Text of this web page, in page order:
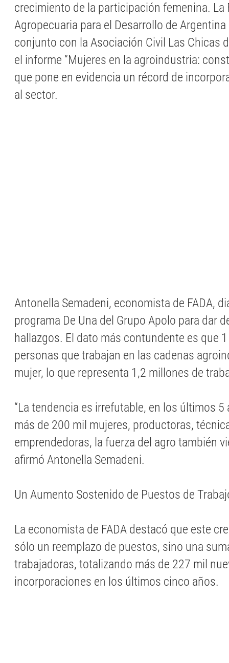
crecimiento de la participación femenina. La
Agropecuaria para el Desarrollo de Argentina
conjunto con la Asociación Civil Las Chicas
el informe “Mujeres en la agroindustria:
que pone en evidencia un récord de
al sector.
Antonella Semadeni, economista de FADA,
programa De Una del Grupo Apolo para dar
hallazgos. El dato más contundente es que
personas que trabajan en las cadenas
mujer, lo que representa 1,2 millones de
“La tendencia es irrefutable, en los últimos
más de 200 mil mujeres, productoras,
emprendedoras, la fuerza del agro también
afirmó Antonella Semadeni.
Un Aumento Sostenido de Puestos de
La economista de FADA destacó que este
sólo un reemplazo de puestos, sino una
trabajadoras, totalizando más de 227 mil
incorporaciones en los últimos cinco años.